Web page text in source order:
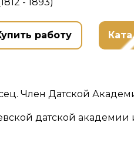
работу
Член Датской
датской